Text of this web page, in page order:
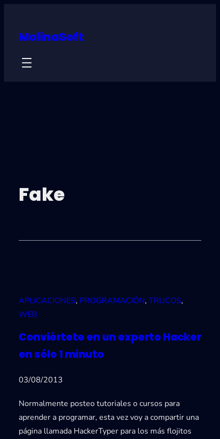
MolinaSoft
Fake
APLICACIONES, PROGRAMACIÓN, TRUCOS
WEB
Conviértete en un experto Hacker
en sólo 1 minuto
03/08/2013
Normalmente posteo tutoriales o cursos para
aprender a programar, esta vez voy a compartir una
página llamada HackerTyper para los más flojitos